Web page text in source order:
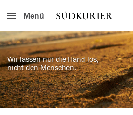
Menü
Wir lassen nur die Hand los,
nicht den Menschen.